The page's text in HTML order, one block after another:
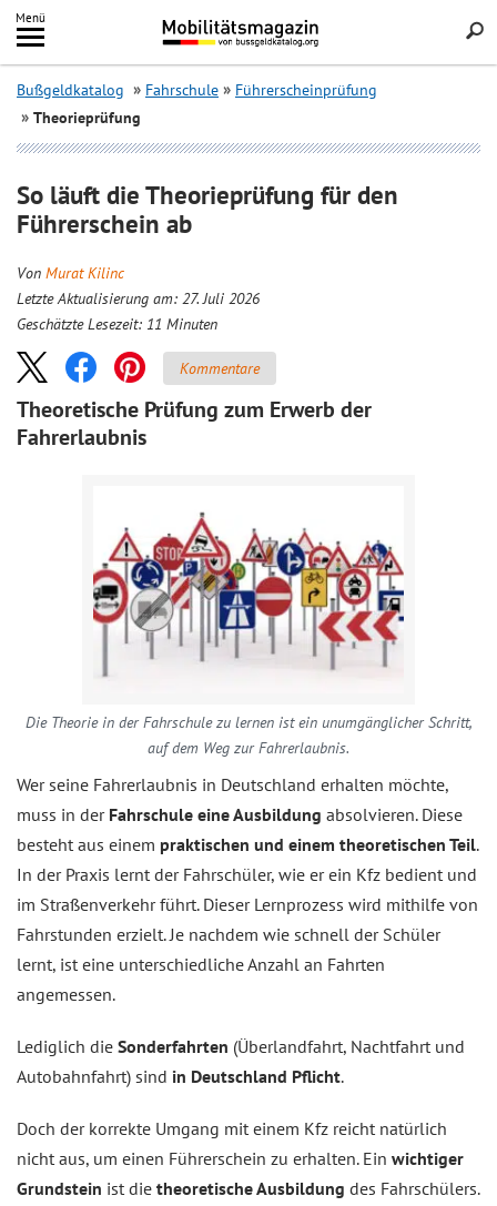
Inhalt
springen
Menü
Search
Bußgeldkatalog Fahrschule
Führerscheinprüfung
Theorieprüfung
So läuft die Theorieprüfung für den
Führerschein ab
Von Murat Kilinc
Letzte Aktualisierung am: 27. Juli 2026
Geschätzte Lesezeit: 11 Minuten
Kommentare
Theoretische Prüfung zum Erwerb der
Fahrerlaubnis
Die Theorie in der Fahrschule zu lernen ist ein unumgänglicher Schritt,
auf dem Weg zur Fahrerlaubnis.
Wer seine Fahrerlaubnis in Deutschland erhalten möchte,
muss in der Fahrschule eine Ausbildung absolvieren. Diese
besteht aus einem praktischen und einem theoretischen Teil.
In der Praxis lernt der Fahrschüler, wie er ein Kfz bedient und
im Straßenverkehr führt. Dieser Lernprozess wird mithilfe von
Fahrstunden erzielt. Je nachdem wie schnell der Schüler
lernt, ist eine unterschiedliche Anzahl an Fahrten
angemessen.
Lediglich die Sonderfahrten (Überlandfahrt, Nachtfahrt und
Autobahnfahrt) sind in Deutschland Pflicht.
Doch der korrekte Umgang mit einem Kfz reicht natürlich
nicht aus, um einen Führerschein zu erhalten. Ein wichtiger
Grundstein ist die theoretische Ausbildung des Fahrschülers.